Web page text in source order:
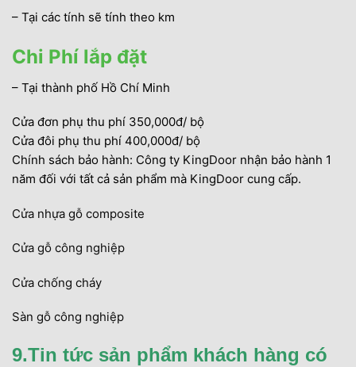
– Tại các tính sẽ tính theo km
Chi Phí lắp đặt
– Tại thành phố Hồ Chí Minh
Cửa đơn phụ thu phí 350,000đ/ bộ
Cửa đôi phụ thu phí 400,000đ/ bộ
Chính sách bảo hành: Công ty KingDoor nhận bảo hành 1
năm đối với tất cả sản phẩm mà KingDoor cung cấp.
Cửa nhựa gỗ composite
Cửa gỗ công nghiệp
Cửa chống cháy
Sàn gỗ công nghiệp
9.Tin tức sản phẩm khách hàng có